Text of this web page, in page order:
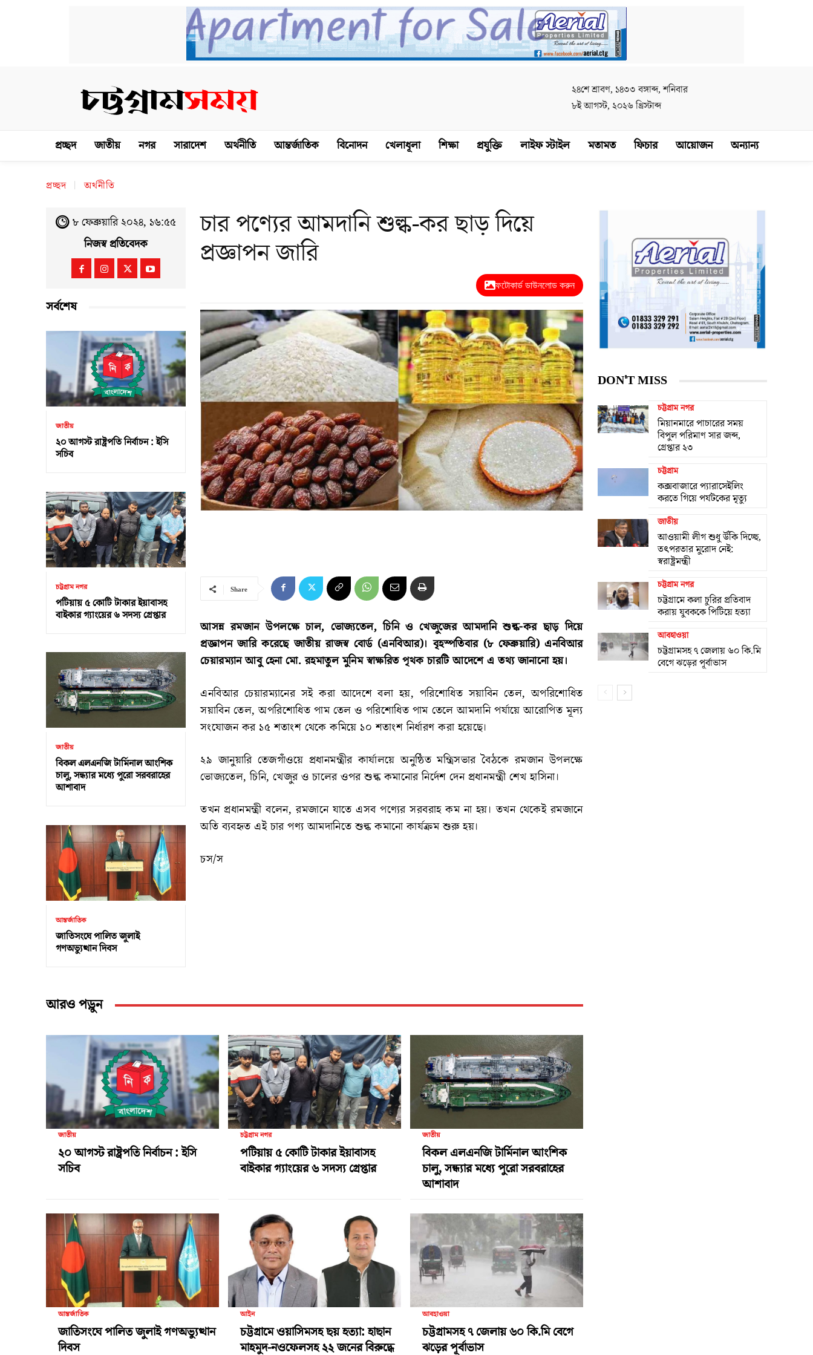
২৪শে শ্রাবণ, ১৪৩৩ বঙ্গাব্দ, শনিবার
৮ই আগস্ট, ২০২৬ খ্রিস্টাব্দ
প্রচ্ছদ জাতীয় নগর সারাদেশ অর্থনীতি আন্তর্জাতিক বিনোদন খেলাধূলা শিক্ষা প্রযুক্তি লাইফ স্টাইল মতামত ফিচার আয়োজন অন্যান্য
প্রচ্ছদ অর্থনীতি
৮ ফেব্রুয়ারি ২০২৪, ১৬:৫৫
নিজস্ব প্রতিবেদক
সর্বশেষ
জাতীয়
২০ আগস্ট রাষ্ট্রপতি নির্বাচন : ইসি
সচিব
চট্টগ্রাম নগর
পটিয়ায় ৫ কোটি টাকার ইয়াবাসহ
বাইকার গ্যাংয়ের ৬ সদস্য গ্রেপ্তার
জাতীয়
বিকল এলএনজি টার্মিনাল আংশিক
চালু, সন্ধ্যার মধ্যে পুরো সরবরাহের
আশাবাদ
আন্তর্জাতিক
জাতিসংঘে পালিত জুলাই
গণঅভ্যুত্থান দিবস
চার পণ্যের আমদানি শুল্ক-কর ছাড় দিয়ে
প্রজ্ঞাপন জারি
ফটোকার্ড ডাউনলোড করুন
Share
আসন্ন রমজান উপলক্ষে চাল, ভোজ্যতেল, চিনি ও খেজুজের আমদানি শুল্ক-কর ছাড় দিয়ে
প্রজ্ঞাপন জারি করেছে জাতীয় রাজস্ব বোর্ড (এনবিআর)। বৃহস্পতিবার (৮ ফেব্রুয়ারি) এনবিআর
চেয়ারম্যান আবু হেনা মো. রহমাতুল মুনিম স্বাক্ষরিত পৃথক চারটি আদেশে এ তথ্য জানানো হয়।
এনবিআর চেয়ারম্যানের সই করা আদেশে বলা হয়, পরিশোধিত সয়াবিন তেল, অপরিশোধিত
সয়াবিন তেল, অপরিশোধিত পাম তেল ও পরিশোধিত পাম তেলে আমদানি পর্যায়ে আরোপিত মূল্য
সংযোজন কর ১৫ শতাংশ থেকে কমিয়ে ১০ শতাংশ নির্ধারণ করা হয়েছে।
২৯ জানুয়ারি তেজগাঁওয়ে প্রধানমন্ত্রীর কার্যালয়ে অনুষ্ঠিত মন্ত্রিসভার বৈঠকে রমজান উপলক্ষে
ভোজ্যতেল, চিনি, খেজুর ও চালের ওপর শুল্ক কমানোর নির্দেশ দেন প্রধানমন্ত্রী শেখ হাসিনা।
তখন প্রধানমন্ত্রী বলেন, রমজানে যাতে এসব পণ্যের সরবরাহ কম না হয়। তখন থেকেই রমজানে
অতি ব্যবহৃত এই চার পণ্য আমদানিতে শুল্ক কমানো কার্যক্রম শুরু হয়।
চস/স
আরও পড়ুন
জাতীয়
২০ আগস্ট রাষ্ট্রপতি নির্বাচন : ইসি
সচিব
চট্টগ্রাম নগর
পটিয়ায় ৫ কোটি টাকার ইয়াবাসহ
বাইকার গ্যাংয়ের ৬ সদস্য গ্রেপ্তার
জাতীয়
বিকল এলএনজি টার্মিনাল আংশিক
চালু, সন্ধ্যার মধ্যে পুরো সরবরাহের
আশাবাদ
আন্তর্জাতিক
জাতিসংঘে পালিত জুলাই গণঅভ্যুত্থান
দিবস
আইন
চট্টগ্রামে ওয়াসিমসহ ছয় হত্যা: হাছান
মাহমুদ-নওফেলসহ ২২ জনের বিরুদ্ধে
আবহাওয়া
চট্টগ্রামসহ ৭ জেলায় ৬০ কি.মি বেগে
ঝড়ের পূর্বাভাস
DON'T MISS
চট্টগ্রাম নগর
মিয়ানমারে পাচারের সময়
বিপুল পরিমাণ সার জব্দ,
গ্রেপ্তার ২৩
চট্টগ্রাম
কক্সবাজারে প্যারাসেইলিং
করতে গিয়ে পর্যটকের মৃত্যু
জাতীয়
আওয়ামী লীগ শুধু উঁকি দিচ্ছে,
তৎপরতার মুরোদ নেই:
স্বরাষ্ট্রমন্ত্রী
চট্টগ্রাম নগর
চট্টগ্রামে কলা চুরির প্রতিবাদ
করায় যুবককে পিটিয়ে হত্যা
আবহাওয়া
চট্টগ্রামসহ ৭ জেলায় ৬০ কি.মি
বেগে ঝড়ের পূর্বাভাস